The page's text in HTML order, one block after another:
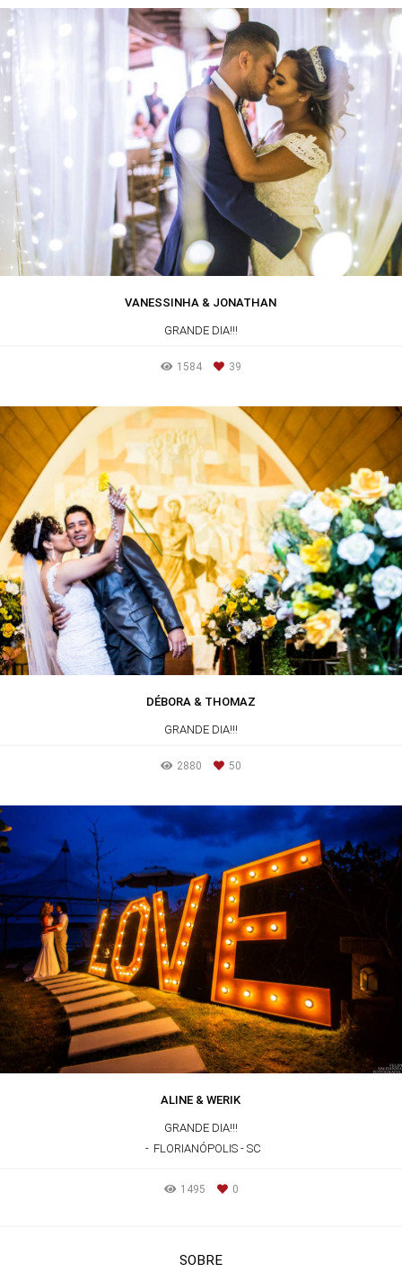
VANESSINHA & JONATHAN
GRANDE DIA!!!
1584 39
DÉBORA & THOMAZ
GRANDE DIA!!!
2880 50
ALINE & WERIK
GRANDE DIA!!!
FLORIANÓPOLIS - SC
1495 0
SOBRE